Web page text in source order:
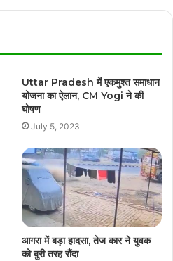
Uttar Pradesh में एकमुश्त समाधान
योजना का ऐलान, CM Yogi ने की
घोषण
July 5, 2023
आगरा में बड़ा हादसा, तेज कार ने युवक
को बुरी तरह रौंदा